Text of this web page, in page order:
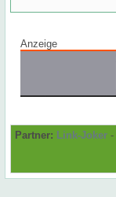
Anzeige
Partner: Link-Joker -